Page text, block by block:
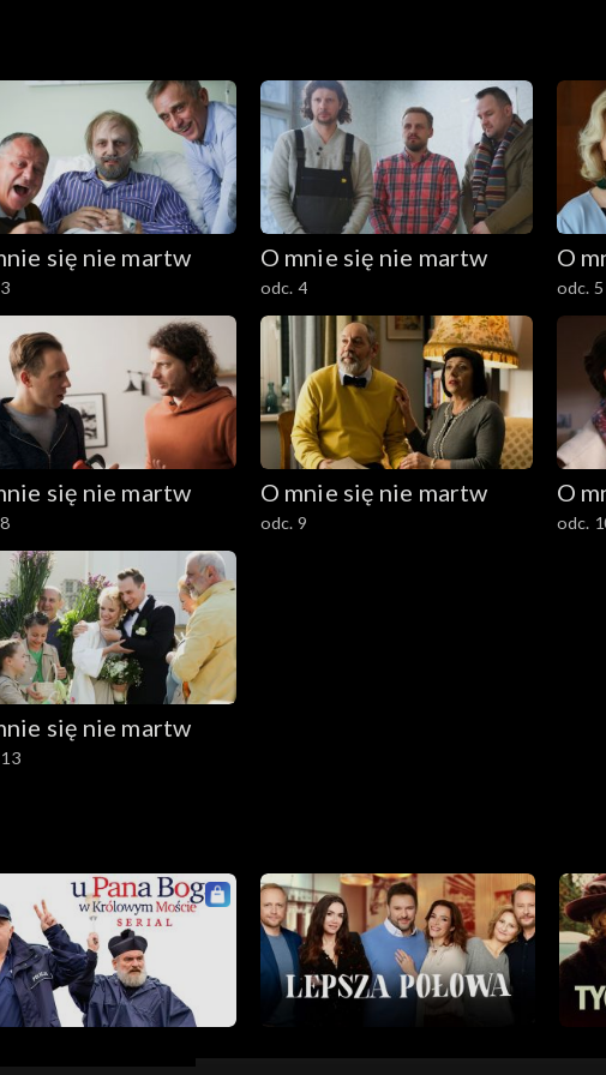
się nie martw O mnie się nie martw
odc. 4
O
odc. 5
się nie martw O mnie się nie martw
odc. 9
O
odc.
się nie martw